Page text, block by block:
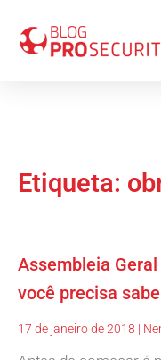
Etiqueta:
Assembleia
você precisa
17 de janeiro de 2018